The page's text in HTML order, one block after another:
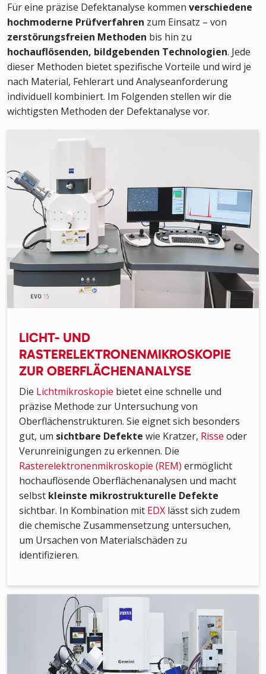
Für eine präzise Defektanalyse kommen verschiedene
hochmoderne Prüfverfahren zum Einsatz – von
zerstörungsfreien Methoden bis hin zu
hochauflösenden, bildgebenden Technologien. Jede
dieser Methoden bietet spezifische Vorteile und wird je
nach Material, Fehlerart und Analyseanforderung
individuell kombiniert. Im Folgenden stellen wir die
wichtigsten Methoden der Defektanalyse vor.
LICHT- UND
RASTERELEKTRONENMIKROSKOPIE
ZUR OBERFLÄCHENANALYSE
Die Lichtmikroskopie bietet eine schnelle und
präzise Methode zur Untersuchung von
Oberflächenstrukturen. Sie eignet sich besonders
gut, um sichtbare Defekte wie Kratzer, Risse oder
Verunreinigungen zu erkennen. Die
Rasterelektronenmikroskopie (REM) ermöglicht
hochauflösende Oberflächenanalysen und macht
selbst kleinste mikrostrukturelle Defekte
sichtbar. In Kombination mit EDX lässt sich zudem
die chemische Zusammensetzung untersuchen,
um Ursachen von Materialschäden zu
identifizieren.